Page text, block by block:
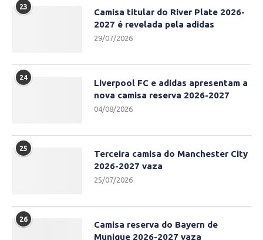
23
Camisa titular do River Plate 2026-
2027 é revelada pela adidas
29/07/2026
24
Liverpool FC e adidas apresentam a
nova camisa reserva 2026-2027
04/08/2026
25
Terceira camisa do Manchester City
2026-2027 vaza
25/07/2026
26
Camisa reserva do Bayern de
Munique 2026-2027 vaza